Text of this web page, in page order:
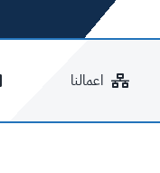
اعمالنا